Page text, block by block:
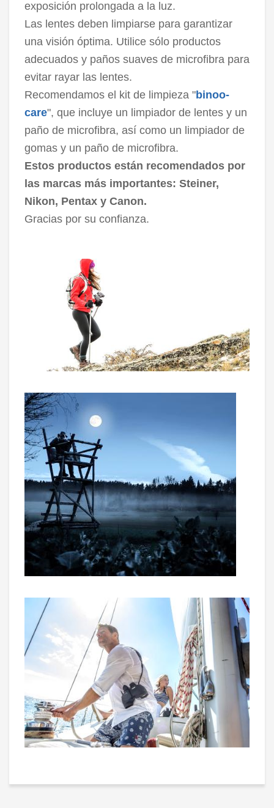
exposición prolongada a la luz.
Las lentes deben limpiarse para garantizar
una visión óptima. Utilice sólo productos
adecuados y paños suaves de microfibra para
evitar rayar las lentes.
Recomendamos el kit de limpieza "binoo-
care", que incluye un limpiador de lentes y un
paño de microfibra, así como un limpiador de
gomas y un paño de microfibra.
Estos productos están recomendados por
las marcas más importantes: Steiner,
Nikon, Pentax y Canon.
Gracias por su confianza.